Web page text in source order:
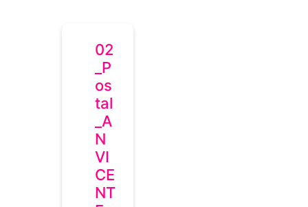
02
_P
os
tal
_A
N
VI
CE
NT